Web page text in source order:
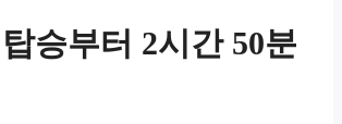
승부터 2시간 50분